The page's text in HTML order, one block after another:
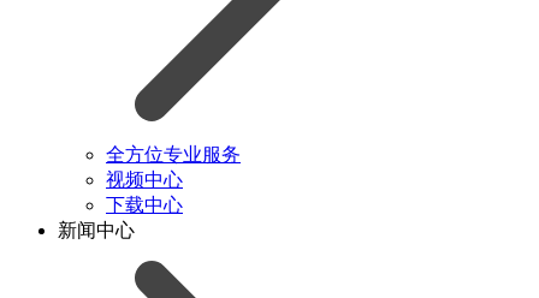
全方位专业服务
视频中心
下载中心
新闻中心